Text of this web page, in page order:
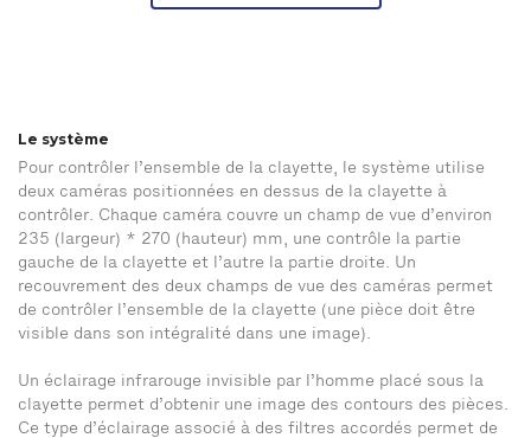
Le système
Pour contrôler l’ensemble de la clayette, le système utilise
deux caméras positionnées en dessus de la clayette à
contrôler. Chaque caméra couvre un champ de vue d’environ
235 (largeur) * 270 (hauteur) mm, une contrôle la partie
gauche de la clayette et l’autre la partie droite. Un
recouvrement des deux champs de vue des caméras permet
de contrôler l’ensemble de la clayette (une pièce doit être
visible dans son intégralité dans une image).
Un éclairage infrarouge invisible par l’homme placé sous la
clayette permet d’obtenir une image des contours des pièces.
Ce type d’éclairage associé à des filtres accordés permet de